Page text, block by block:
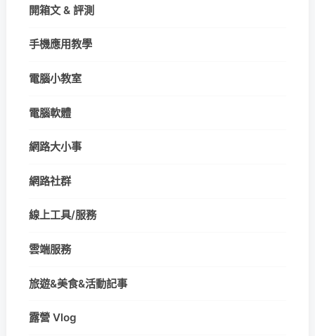
開箱文 & 評測
手機應用教學
電腦小教室
電腦軟體
網路大小事
網路社群
線上工具/服務
雲端服務
旅遊&美食&活動記事
露營 Vlog